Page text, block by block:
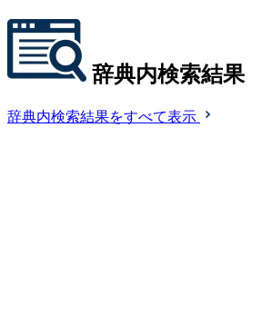
辞典内検索結果
辞典内検索結果をすべて表示